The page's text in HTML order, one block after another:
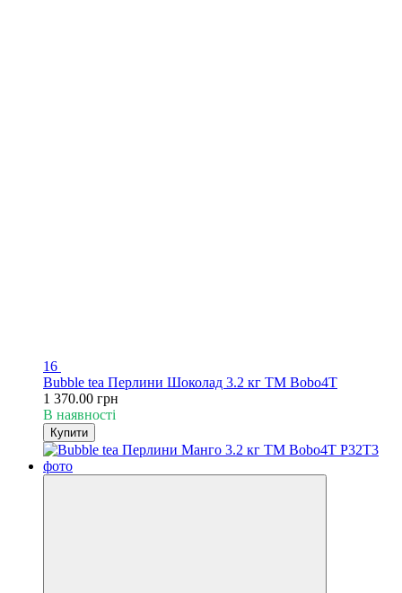
16
Bubble tea Перлини Шоколад 3.2 кг TM Bobo4T
1 370.00 грн
В наявності
Купити